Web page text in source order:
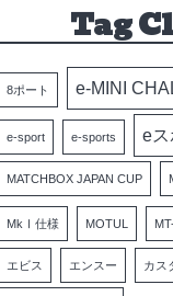
Tag
8ポート e-MINI
e-sport e-sports eス
MATCHBOX JAPAN CUP
MkⅠ仕様 MOTUL
エビス エンスー カス